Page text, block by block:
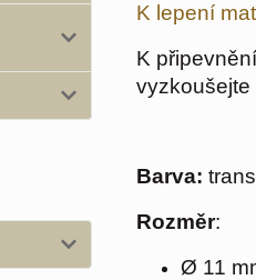
K lepení
K
vyzkoušejte
Barva:
Rozměr:
Ø 11